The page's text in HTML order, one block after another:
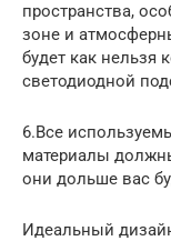
пространства,
зоне и
будет как нельзя
светодиодной
6.Все
материалы
они дольше вас
Идеальный